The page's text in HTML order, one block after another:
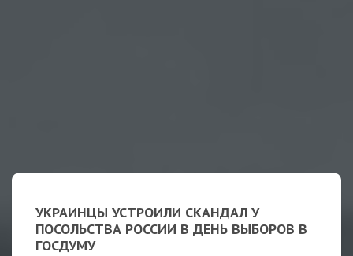
УКРАИНЦЫ УСТРОИЛИ СКАНДАЛ У
ПОСОЛЬСТВА РОССИИ В ДЕНЬ ВЫБОРОВ В
ГОСДУМУ